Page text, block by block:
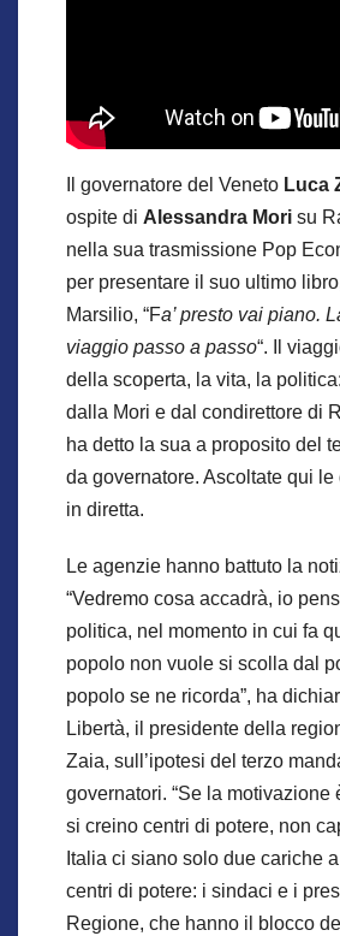
Il governatore del Veneto Luca
ospite di Alessandra Mori su
nella sua trasmissione Pop
per presentare il suo ultimo
Marsilio, “Fa’ presto vai piano.
viaggio passo a passo“. Il
della scoperta, la vita, la
dalla Mori e dal condirettore di
ha detto la sua a proposito del
da governatore. Ascoltate qui
in diretta.
Le agenzie hanno battuto la
“Vedremo cosa accadrà, io
politica, nel momento in cui fa
popolo non vuole si scolla dal
popolo se ne ricorda”, ha
Libertà, il presidente della
Zaia, sull’ipotesi del terzo
governatori. “Se la motivazione
si creino centri di potere, non
Italia ci siano solo due cariche
centri di potere: i sindaci e i
Regione, che hanno il blocco